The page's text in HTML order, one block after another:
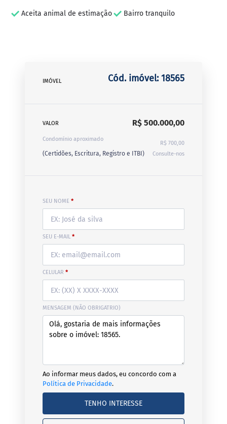
Aceita animal de estimação Bairro tranquilo
IMÓVEL Cód. imóvel: 18565
VALOR R$ 500.000,00
Condomínio aproximado
R$ 700,00
(Certidões, Escritura, Registro e ITBI) Consulte-nos
SEU NOME *
SEU E-MAIL *
CELULAR *
MENSAGEM (NÃO OBRIGATRIO)
Ao informar meus dados, eu concordo com a
Política de Privacidade.
TENHO INTERESSE